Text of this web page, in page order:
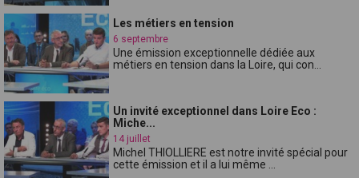
Les métiers en tension
6 septembre
Une émission exceptionnelle dédiée aux
métiers en tension dans la Loire, qui con...
Un invité exceptionnel dans Loire Eco :
Miche...
14 juillet
Michel THIOLLIERE est notre invité spécial pour
cette émission et il a lui même ...